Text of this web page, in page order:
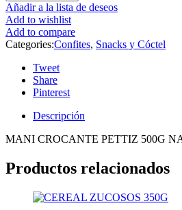
Añadir a la lista de deseos
Add to wishlist
Add to compare
Categories:Confites, Snacks y Cóctel
Tweet
Share
Pinterest
Descripción
MANI CROCANTE PETTIZ 500G
Productos relacionados